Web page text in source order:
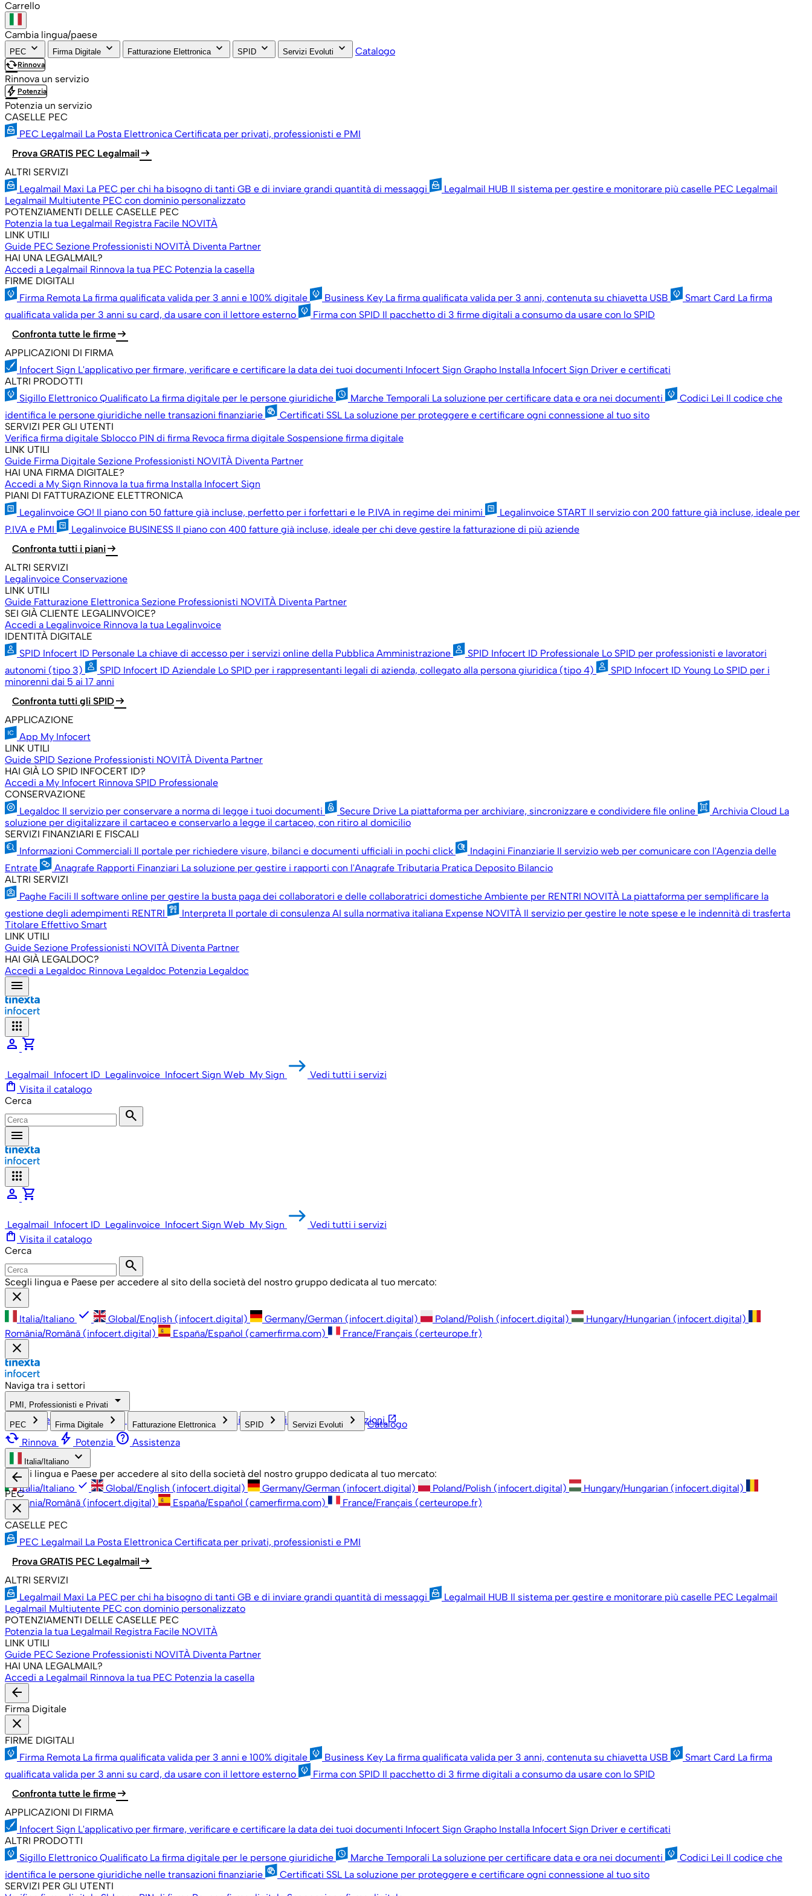
Carrello
Cambia lingua/paese
PEC keyboard_arrow_down Firma Digitale keyboard_arrow_down Fatturazione Elettronica keyboard_arrow_down SPID keyboard_arrow_down Servizi Evoluti keyboard_arrow_down Catalogo
cachedRinnova
Rinnova un servizio
bolt Potenzia
Potenzia un servizio
CASELLE PEC
PEC Legalmail La Posta Elettronica Certificata per privati, professionisti e PMI
Prova GRATIS PEC Legalmail arrow_right_alt
ALTRI SERVIZI
Legalmail Maxi La PEC per chi ha bisogno di tanti GB e di inviare grandi quantità di messaggi Legalmail HUB Il sistema per gestire e monitorare più caselle PEC Legalmail
Legalmail Multiutente PEC con dominio personalizzato
POTENZIAMENTI DELLE CASELLE PEC
Potenzia la tua Legalmail Registra Facile NOVITÀ
LINK UTILI
Guide PEC Sezione Professionisti NOVITÀ Diventa Partner
HAI UNA LEGALMAIL?
Accedi a Legalmail Rinnova la tua PEC Potenzia la casella
FIRME DIGITALI
Firma Remota La firma qualificata valida per 3 anni e 100% digitale Business Key La firma qualificata valida per 3 anni, contenuta su chiavetta USB Smart Card La firma
qualificata valida per 3 anni su card, da usare con il lettore esterno
Firma con SPID Il pacchetto di 3 firme digitali a consumo da usare con lo SPID
Confronta tutte le firmearrow_right_alt
APPLICAZIONI DI FIRMA
Infocert Sign L'applicativo per firmare, verificare e certificare la data dei tuoi documenti Infocert Sign Grapho Installa Infocert Sign Driver e certificati
ALTRI PRODOTTI
Sigillo Elettronico Qualificato La firma digitale per le persone giuridiche Marche Temporali La soluzione per certificare data e ora nei documenti Codici Lei Il codice che
identifica le persone giuridiche nelle transazioni finanziarie
Certificati SSL La soluzione per proteggere e certificare ogni connessione al tuo sito
SERVIZI PER GLI UTENTI
Verifica firma digitale Sblocco PIN di firma Revoca firma digitale Sospensione firma digitale
LINK UTILI
Guide Firma Digitale Sezione Professionisti NOVITÀ Diventa Partner
HAI UNA FIRMA DIGITALE?
Accedi a My Sign Rinnova la tua firma Installa Infocert Sign
PIANI DI FATTURAZIONE ELETTRONICA
Legalinvoice GO! Il piano con 50 fatture già incluse, perfetto per i forfettari e le P.IVA in regime dei minimi Legalinvoice START Il servizio con 200 fatture già incluse, ideale per
P.IVA e PMI
Legalinvoice BUSINESS Il piano con 400 fatture già incluse, ideale per chi deve gestire la fatturazione di più aziende
Confronta tutti i pianiarrow_right_alt
ALTRI SERVIZI
Legalinvoice Conservazione
LINK UTILI
Guide Fatturazione Elettronica Sezione Professionisti NOVITÀ Diventa Partner
SEI GIÀ CLIENTE LEGALINVOICE?
Accedi a Legalinvoice Rinnova la tua Legalinvoice
IDENTITÀ DIGITALE
SPID Infocert ID Personale La chiave di accesso per i servizi online della Pubblica Amministrazione SPID Infocert ID Professionale Lo SPID per professionisti e lavoratori
autonomi (tipo 3)
SPID Infocert ID Aziendale Lo SPID per i rappresentanti legali di azienda, collegato alla persona giuridica (tipo 4) SPID Infocert ID Young Lo SPID per i
minorenni dai 5 ai 17 anni
Confronta tutti gli SPID arrow_right_alt
APPLICAZIONE
App My Infocert
LINK UTILI
Guide SPID Sezione Professionisti NOVITÀ Diventa Partner
HAI GIÀ LO SPID INFOCERT ID?
Accedi a My Infocert Rinnova SPID Professionale
CONSERVAZIONE
Legaldoc Il servizio per conservare a norma di legge i tuoi documenti Secure Drive La piattaforma per archiviare, sincronizzare e condividere file online Archivia Cloud La
soluzione per digitalizzare il cartaceo e conservarlo a legge il cartaceo, con ritiro al domicilio
SERVIZI FINANZIARI E FISCALI
Informazioni Commerciali Il portale per richiedere visure, bilanci e documenti ufficiali in pochi click Indagini Finanziarie Il servizio web per comunicare con l'Agenzia delle
Entrate
Anagrafe Rapporti Finanziari La soluzione per gestire i rapporti con l'Anagrafe Tributaria Pratica Deposito Bilancio
ALTRI SERVIZI
Paghe Facili Il software online per gestire la busta paga dei collaboratori e delle collaboratrici domestiche Ambiente per RENTRI NOVITÀ La piattaforma per semplificare la
gestione degli adempimenti RENTRI
Interpreta Il portale di consulenza AI sulla normativa italiana Expense NOVITÀ Il servizio per gestire le note spese e le indennità di trasferta
Titolare Effettivo Smart
LINK UTILI
Guide Sezione Professionisti NOVITÀ Diventa Partner
HAI GIÀ LEGALDOC?
Accedi a Legaldoc Rinnova Legaldoc Potenzia Legaldoc
menu
apps
person shopping_cart
Legalmail Infocert ID Legalinvoice Infocert Sign Web My Sign Vedi tutti i servizi
shopping_bag Visita il catalogo
Cerca
search
menu
apps
person shopping_cart
Legalmail Infocert ID Legalinvoice Infocert Sign Web My Sign Vedi tutti i servizi
shopping_bag Visita il catalogo
Cerca
search
Scegli lingua e Paese per accedere al sito della società del nostro gruppo dedicata al tuo mercato:
close
Italia/Italiano check Global/English (infocert.digital) Germany/German (infocert.digital) Poland/Polish (infocert.digital)
Hungary/Hungarian (infocert.digital)
România/Română (infocert.digital)
España/Español (camerfirma.com) France/Français (certeurope.fr)
close
Naviga tra i settori
PMI, Professionisti e Privati arrow_drop_down
PMI, Professionisti e Privati check Grandi Aziende Pubblica Amministrazione Associazioni open_in_new
PEC keyboard_arrow_right Firma Digitale keyboard_arrow_right Fatturazione Elettronica keyboard_arrow_right SPID keyboard_arrow_right Servizi Evoluti keyboard_arrow_right Catalogo
cached Rinnova bolt Potenzia help Assistenza
Italia/Italiano keyboard_arrow_down
Scegli lingua e Paese per accedere al sito della società del nostro gruppo dedicata al tuo mercato:
Italia/Italiano check Global/English (infocert.digital) Germany/German (infocert.digital) Poland/Polish (infocert.digital)
Hungary/Hungarian (infocert.digital)
România/Română (infocert.digital)
España/Español (camerfirma.com) France/Français (certeurope.fr)
arrow_back
PEC
close
CASELLE PEC
PEC Legalmail La Posta Elettronica Certificata per privati, professionisti e PMI
Prova GRATIS PEC Legalmail arrow_right_alt
ALTRI SERVIZI
Legalmail Maxi La PEC per chi ha bisogno di tanti GB e di inviare grandi quantità di messaggi Legalmail HUB Il sistema per gestire e monitorare più caselle PEC Legalmail
Legalmail Multiutente PEC con dominio personalizzato
POTENZIAMENTI DELLE CASELLE PEC
Potenzia la tua Legalmail Registra Facile NOVITÀ
LINK UTILI
Guide PEC Sezione Professionisti NOVITÀ Diventa Partner
HAI UNA LEGALMAIL?
Accedi a Legalmail Rinnova la tua PEC Potenzia la casella
arrow_back
Firma Digitale
close
FIRME DIGITALI
Firma Remota La firma qualificata valida per 3 anni e 100% digitale Business Key La firma qualificata valida per 3 anni, contenuta su chiavetta USB Smart Card La firma
qualificata valida per 3 anni su card, da usare con il lettore esterno
Firma con SPID Il pacchetto di 3 firme digitali a consumo da usare con lo SPID
Confronta tutte le firmearrow_right_alt
APPLICAZIONI DI FIRMA
Infocert Sign L'applicativo per firmare, verificare e certificare la data dei tuoi documenti Infocert Sign Grapho Installa Infocert Sign Driver e certificati
ALTRI PRODOTTI
Sigillo Elettronico Qualificato La firma digitale per le persone giuridiche Marche Temporali La soluzione per certificare data e ora nei documenti Codici Lei Il codice che
identifica le persone giuridiche nelle transazioni finanziarie
Certificati SSL La soluzione per proteggere e certificare ogni connessione al tuo sito
SERVIZI PER GLI UTENTI